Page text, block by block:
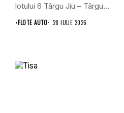
lotului 6 Târgu Jiu – Târgu
Cărbunești,...
•FLOTE AUTO 28 IULIE 2026